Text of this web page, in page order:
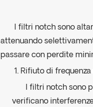
I filtri notch sono
attenuando
passare con perdite
1. Rifiuto di
I filtri notch sono
verificano